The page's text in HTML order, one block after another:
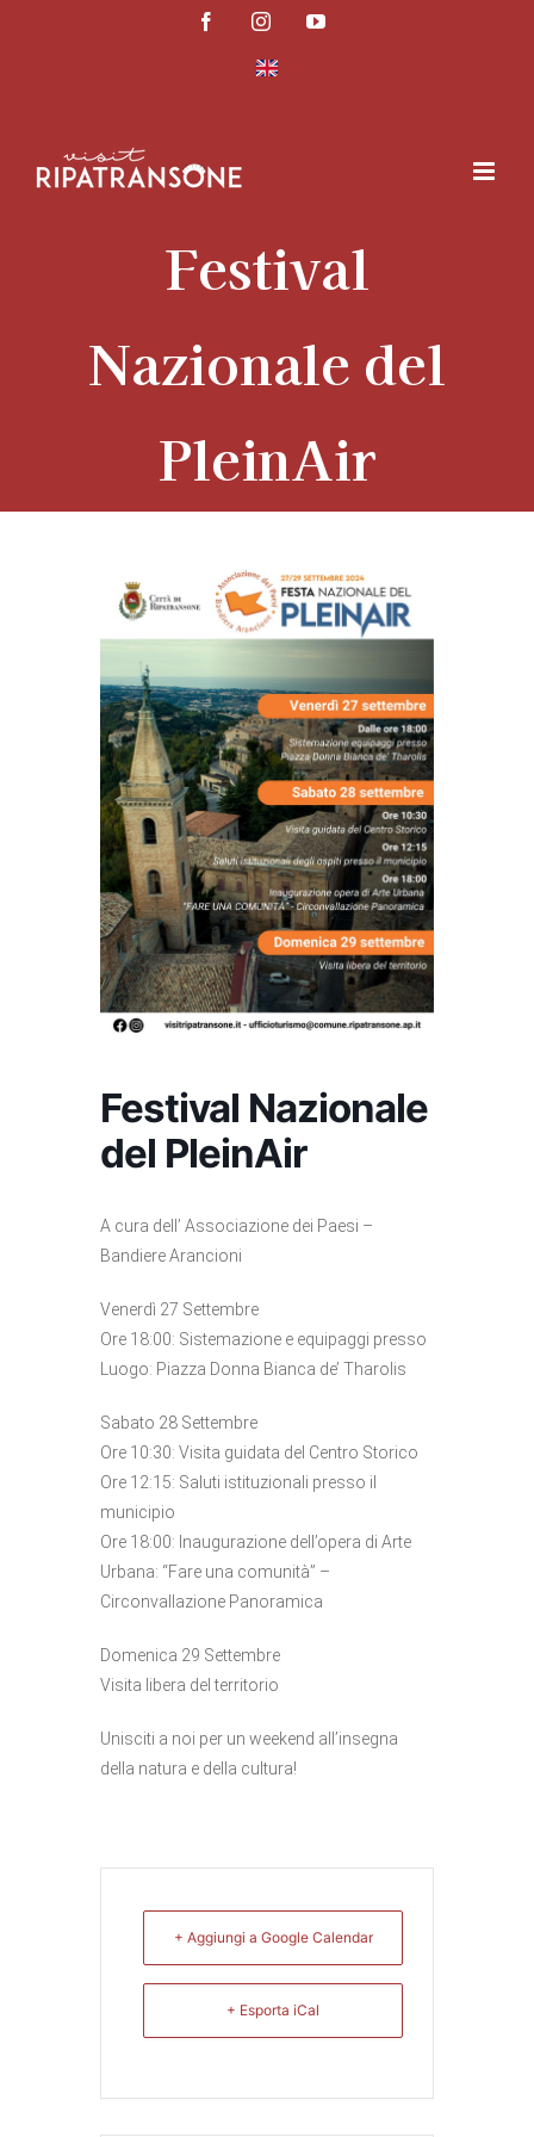
FacebookInstagramYouTube
Festival
Nazionale del
PleinAir
Festival Nazionale
del PleinAir
A cura dell’ Associazione dei Paesi –
Bandiere Arancioni
Venerdì 27 Settembre
Ore 18:00: Sistemazione e equipaggi presso
Luogo: Piazza Donna Bianca de’ Tharolis
Sabato 28 Settembre
Ore 10:30: Visita guidata del Centro Storico
Ore 12:15: Saluti istituzionali presso il
municipio
Ore 18:00: Inaugurazione dell’opera di Arte
Urbana: “Fare una comunità” –
Circonvallazione Panoramica
Domenica 29 Settembre
Visita libera del territorio
Unisciti a noi per un weekend all’insegna
della natura e della cultura!
+ Aggiungi a Google Calendar
+ Esporta iCal